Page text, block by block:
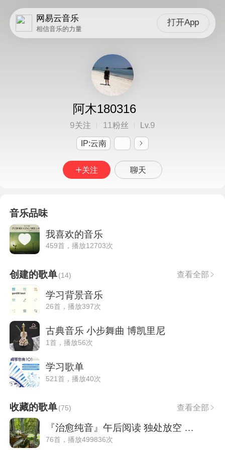
网易云音乐
相信音乐的力量
打开App
阿木180316
9关注 11粉丝 Lv.9
IP:云南
关注 聊天
音乐品味
我喜欢的音乐
459首，播放12703次
创建的歌单(14) 查看全部
学习背景音乐
26首，播放397次
古典音乐 小步舞曲 博凯里尼
1首，播放56次
学习歌单
521首，播放40次
收藏的歌单(75) 查看全部
『治愈纯音』午后阅读 独处放空 安静惬意
76首，播放499836次